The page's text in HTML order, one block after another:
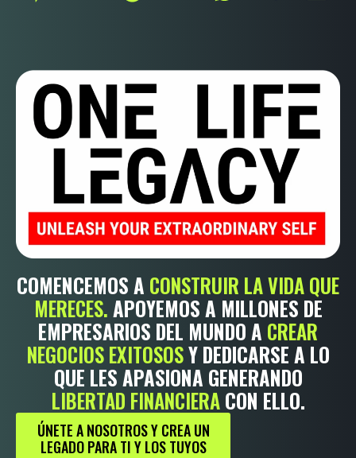
COMENCEMOS A CONSTRUIR LA VIDA QUE
MERECES.APOYEMOS A MILLONES DE
EMPRESARIOS DEL MUNDO A CREAR
NEGOCIOS EXITOSOSY DEDICARSE A LO
QUE LES APASIONA GENERANDO
LIBERTAD FINANCIERACON ELLO.
ÚNETE A NOSOTROS Y CREA UN
LEGADO PARA TI Y LOS TUYOS